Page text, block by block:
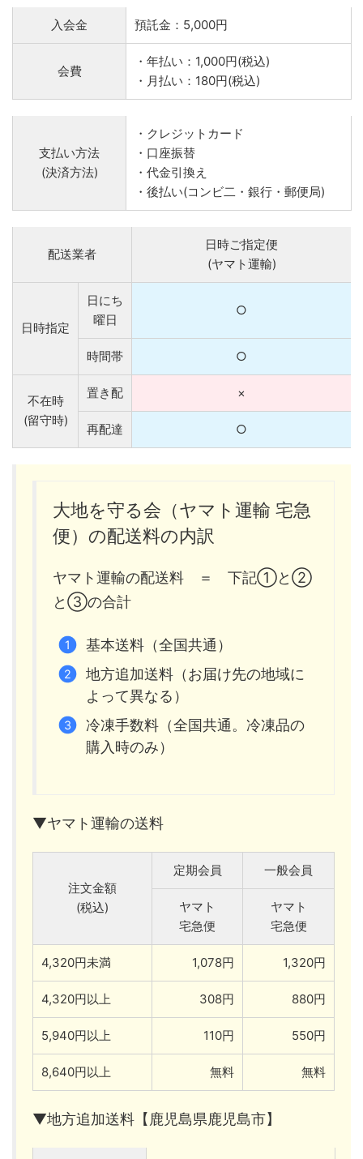
入会金 預託金：5,000円
会費
・年払い：1,000円(税込)
・月払い：180円(税込)
支払い方法
(決済方法)
・クレジットカード
・口座振替
・代金引換え
・後払い(コンビ二・銀行・郵便局)
配送業者
日時ご指定便
(ヤマト運輸)
日時指定
日にち
曜日
○
時間帯 ○
不在時
(留守時)
置き配 ×
再配達 ○
大地を守る会（ヤマト運輸 宅急
便）の配送料の内訳
ヤマト運輸の配送料 ＝ 下記①と②
と③の合計
基本送料（全国共通）
地方追加送料（お届け先の地域に
よって異なる）
冷凍手数料（全国共通。冷凍品の
購入時のみ）
▼ヤマト運輸の送料
注文金額
(税込)
定期会員 一般会員
ヤマト
宅急便
ヤマト
宅急便
4,320円未満 1,078円 1,320円
4,320円以上 308円 880円
5,940円以上 110円 550円
8,640円以上 無料 無料
▼地方追加送料【鹿児島県鹿児島市】